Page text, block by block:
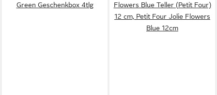
Green Geschenkbox 4tlg
Flowers Blue Teller (Petit Four)
12 cm, Petit Four Jolie Flowers
Blue 12cm